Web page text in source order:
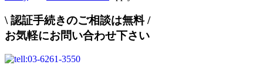
\ 認証手続きのご相談は無料/
お気軽にお問い合わせ下さい